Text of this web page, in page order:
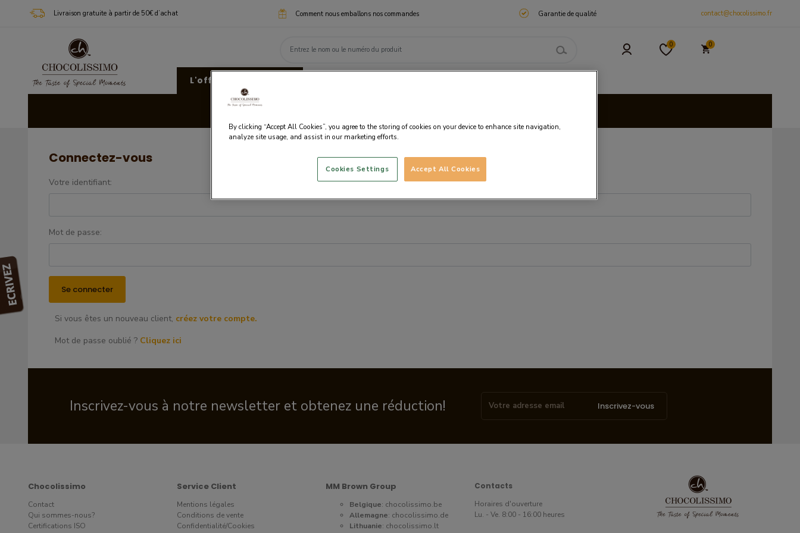
Livraison gratuite à partir de 50€ d’achat Comment nous emballons nos commandes Garantie de qualité contact@chocolissimo.fr
0 0
L'offre Chocolissimo
Connectez-vous
Votre identifiant:
Mot de passe:
Si vous êtes un nouveau client, créez votre compte.
Mot de passe oublié ? Cliquez ici
Inscrivez-vous à notre newsletter et obtenez une réduction! Inscrivez-vous
Chocolissimo
Contact
Qui sommes-nous?
Certifications ISO
Service Client
Mentions légales
Conditions de vente
Confidentialité/Cookies
MM Brown Group
Belgique: chocolissimo.be
Allemagne: chocolissimo.de
Lithuanie: chocolissimo.lt
Contacts
Horaires d'ouverture
Lu. - Ve. 8:00 - 16:00 heures
By clicking “Accept All Cookies”, you agree to the storing of cookies on your device to enhance site navigation,
analyze site usage, and assist in our marketing efforts.
Accept All Cookies
Cookies Settings